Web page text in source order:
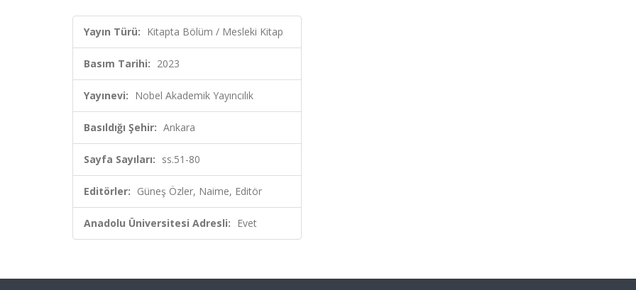
Yayın Türü: Kitapta Bölüm / Mesleki Kitap
Basım Tarihi: 2023
Yayınevi: Nobel Akademik Yayıncılık
Basıldığı Şehir: Ankara
Sayfa Sayıları: ss.51-80
Editörler: Güneş Özler, Naime, Editör
Anadolu Üniversitesi Adresli: Evet